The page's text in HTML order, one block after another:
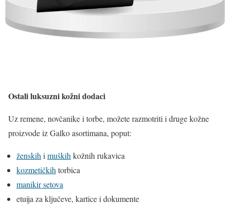
Ostali luksuzni kožni dodaci
Uz remene, novčanike i torbe, možete razmotriti i druge kožne
proizvode iz Galko asortimana, poput:
ženskihimuškihkožnih rukavica
kozmetičkihtorbica
manikir setova
etuija za ključeve, kartice i dokumente